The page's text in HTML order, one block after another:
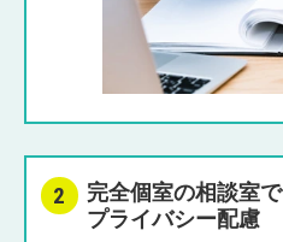
完全個室の相談室で
プライバシー配慮